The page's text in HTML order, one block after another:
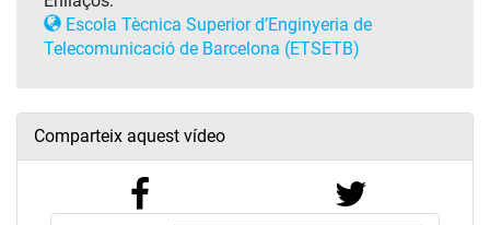
Escola Tècnica Superior d’Enginyeria de
Telecomunicació de Barcelona (ETSETB)
Comparteix aquest vídeo